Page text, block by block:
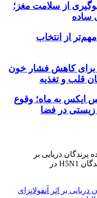
از سلامت مغز؛
ساده
از انتخاب
برای کاهش فشار خون
قلب و تغذیه
ایکس به ماه؛ وقوع
در فضا
بر اثر آنفولانزای